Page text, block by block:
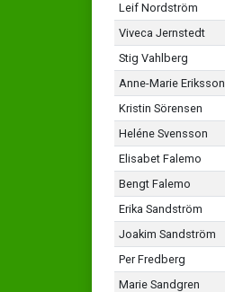
Leif Nordström
Viveca Jernstedt
Stig Vahlberg
Anne-Marie Eriksson
Kristin Sörensen
Heléne Svensson
Elisabet Falemo
Bengt Falemo
Erika Sandström
Joakim Sandström
Per Fredberg
Marie Sandgren